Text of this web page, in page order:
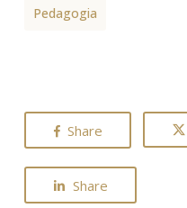
Pedagogia
Share
Share